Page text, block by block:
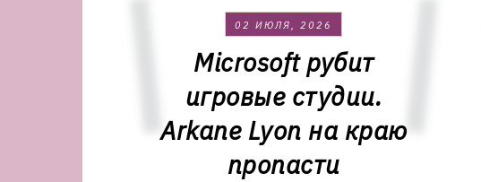
02 ИЮЛЯ, 2026
Microsoft рубит
игровые студии.
Arkane Lyon на краю
пропасти